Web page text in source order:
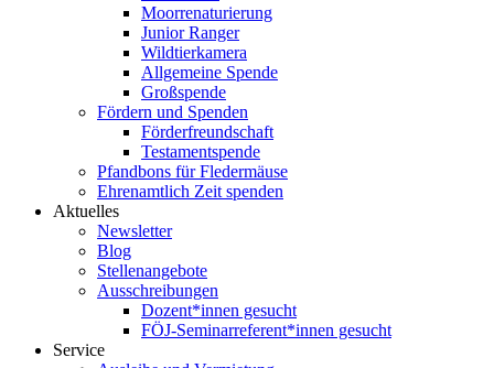
Moorrenaturierung
Junior Ranger
Wildtierkamera
Allgemeine Spende
Großspende
Fördern und Spenden
Förderfreundschaft
Testamentspende
Pfandbons für Fledermäuse
Ehrenamtlich Zeit spenden
Aktuelles
Newsletter
Blog
Stellenangebote
Ausschreibungen
Dozent*innen gesucht
FÖJ-Seminarreferent*innen gesucht
Service